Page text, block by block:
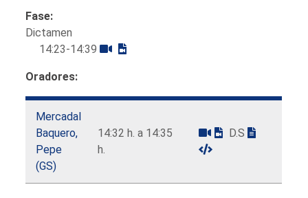
Fase:
Dictamen
14:23-14:39
Oradores:
Mercadal
Baquero,
Pepe
(GS)
14:32 h. a 14:35
h.
D.S